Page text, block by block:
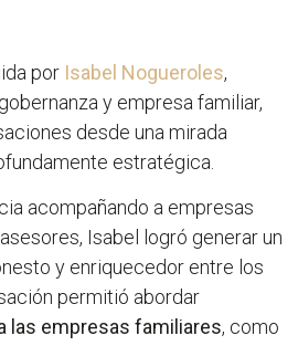
por Isabel Nogueroles,
y empresa familiar,
desde una mirada
estratégica.
acompañando a empresas
Isabel logró generar un
y enriquecedor entre los
permitió abordar
las empresas familiares, como